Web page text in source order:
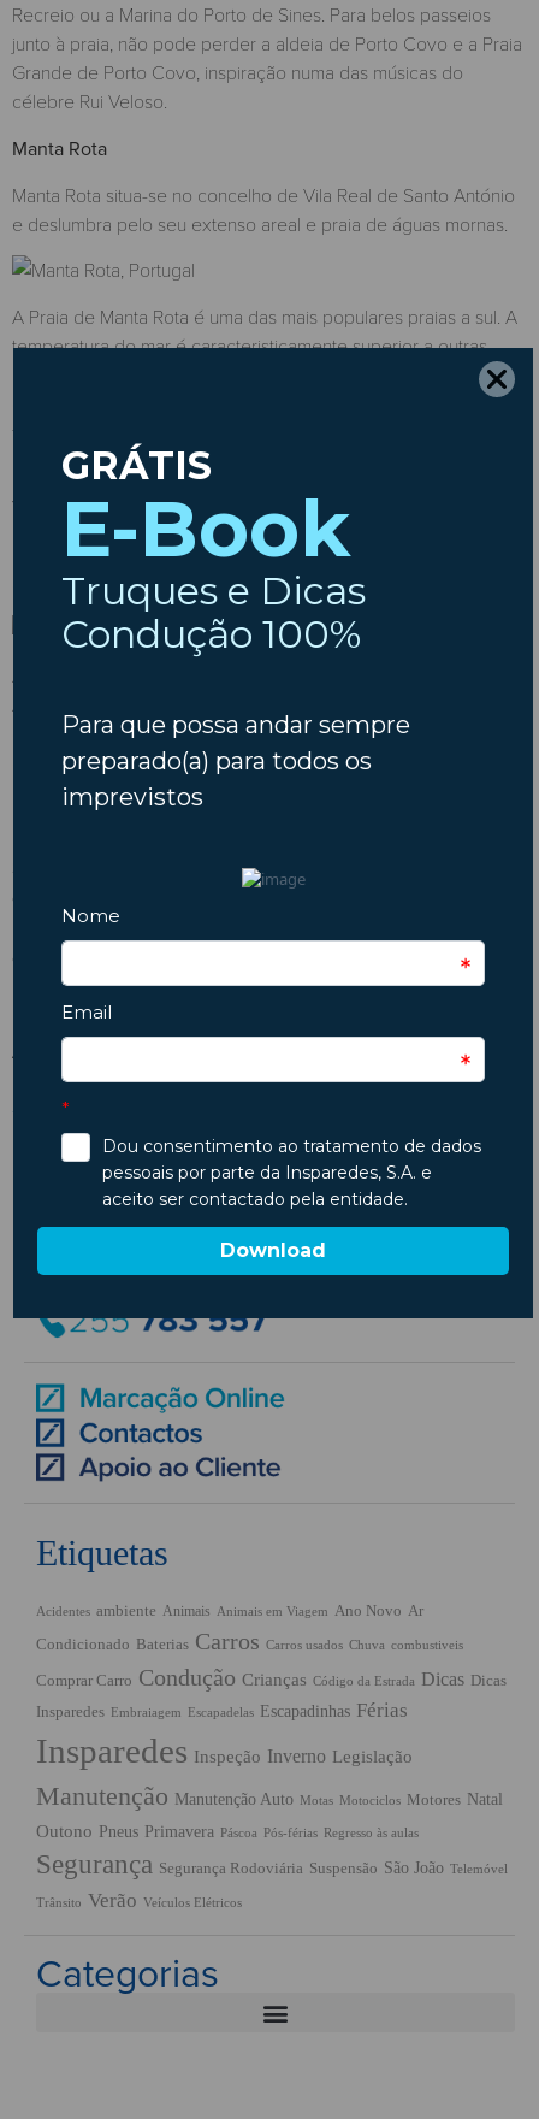
Recreio ou a Marina do Porto de Sines. Para belos passeios
junto à praia, não pode perder a aldeia de Porto Covo e a Praia
Grande de Porto Covo, inspiração numa das músicas do
célebre Rui Veloso.
Manta Rota
Manta Rota situa-se no concelho de Vila Real de Santo António
e deslumbra pelo seu extenso areal e praia de águas mornas.
A Praia de Manta Rota é uma das mais populares praias a sul. A
temperatura do mar é caracteristicamente superior a outras
praias algarvias, atraindo miúdos e graúdos. Também a sua
grande extensão com pouca profundidade é uma chamariz de
famílias que prezam por praias calmas e segurança para os mais
novos.
Torres Vedras
Bem perto da capital, Torres Vedras presenteia-nos com cerca
de 20kms de costa, cheiro a sal e praias de rara beleza.
Além das Praias de Santa Cruz, Porto Novo e a famosa Praia
Azul, Torres Vedras oferece uma panóplia de atividades, como
campos de golfe, centros hípicos, piscinas e, para um momento
de profundo relaxamento, a Estância Termal de Fonte de
Frades, reconhecida pelas qualidades terapêuticas das suas
Se, para si, Verão rima com mar, aqui estão alguns dos
destinos mais “instagramáveis” de Portugal, dignos de
magníficas fotos para a posteridade. Viaje com precaução e
A Insparedes deseja-lhe Boas Viagens!
ARTIGO ANTERIOR
Férias com diversão? Não deixe o seu pet em casa!
PRÓXIMO ARTIGO
Etiquetas
Acidentes ambiente Animais Animais em Viagem Ano Novo Ar
Condicionado
Baterias Carros Carros usados Chuva combustiveis
Comprar Carro Condução Crianças Código da Estrada Dicas Dicas
Insparedes
Embraiagem Escapadelas Escapadinhas Férias
Insparedes Inspeção Inverno Legislação
Manutenção Manutenção Auto Motas Motociclos Motores Natal
Outono Pneus Primavera Páscoa Pós-férias Regresso às aulas
Segurança Segurança Rodoviária Suspensão São João Telemóvel
Trânsito Verão Veículos Elétricos
Categorias